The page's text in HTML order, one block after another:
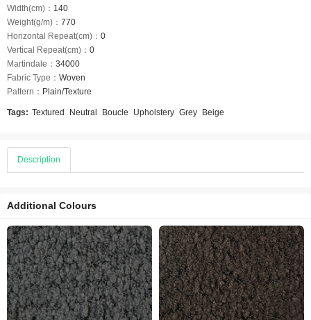
Width(cm)： 140
Weight(g/m)： 770
Horizontal Repeat(cm)： 0
Vertical Repeat(cm)： 0
Martindale： 34000
Fabric Type： Woven
Pattern： Plain/Texture
Tags: Textured Neutral Boucle Upholstery Grey Beige
Description
Additional Colours